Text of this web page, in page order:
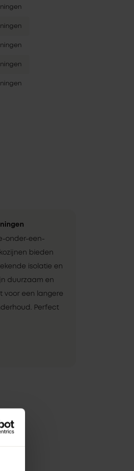
onder-een-
bieden
isolatie en
duurzaam en
voor een langere
Perfect